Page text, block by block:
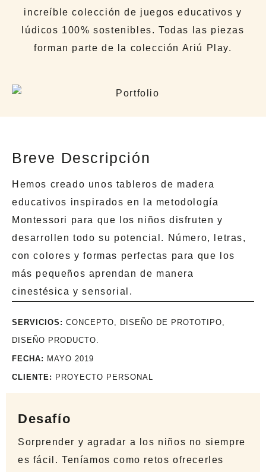
increíble colección de juegos educativos y
lúdicos 100% sostenibles. Todas las piezas
forman parte de la colección Ariú Play.
Breve Descripción
Hemos creado unos tableros de madera
educativos inspirados en la metodología
Montessori para que los niños disfruten y
desarrollen todo su potencial. Número, letras,
con colores y formas perfectas para que los
más pequeños aprendan de manera
cinestésica y sensorial.
SERVICIOS: CONCEPTO, DISEÑO DE PROTOTIPO,
DISEÑO PRODUCTO.
FECHA: MAYO 2019
CLIENTE: PROYECTO PERSONAL
Desafío
Sorprender y agradar a los niños no siempre
es fácil. Teníamos como retos ofrecerles